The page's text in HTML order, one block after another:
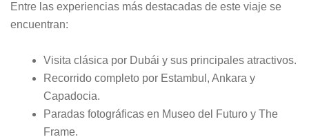
Entre las experiencias más destacadas de este viaje se
encuentran:
Visita clásica por Dubái y sus principales atractivos.
Recorrido completo por Estambul, Ankara y
Capadocia.
Paradas fotográficas en Museo del Futuro y The
Frame.